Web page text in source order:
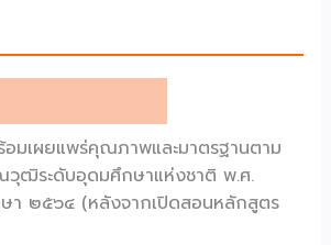
มเผยแพร่คุณภาพและมาตรฐานตาม
วุฒิระดับอุดมศึกษาแห่งชาติ พ.ศ.
า ๒๕๖๔ (หลังจากเปิดสอนหลักสูตร